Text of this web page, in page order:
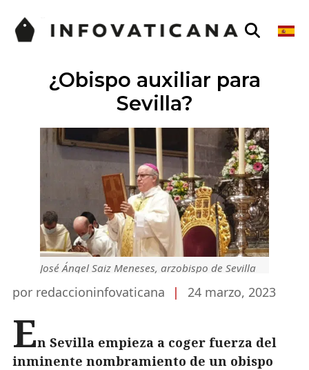
¿Obispo auxiliar para
Sevilla?
José Ángel Saiz Meneses, arzobispo de Sevilla
por redaccioninfovaticana | 24 marzo, 2023
En Sevilla empieza a coger fuerza del
inminente nombramiento de un obispo